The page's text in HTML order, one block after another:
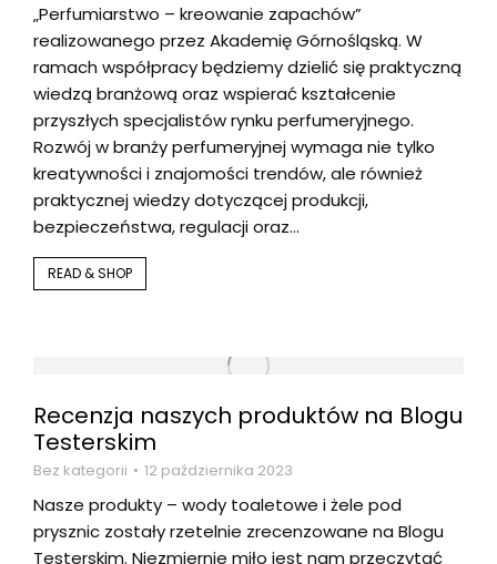
„Perfumiarstwo – kreowanie zapachów”
realizowanego przez Akademię Górnośląską. W
ramach współpracy będziemy dzielić się praktyczną
wiedzą branżową oraz wspierać kształcenie
przyszłych specjalistów rynku perfumeryjnego.
Rozwój w branży perfumeryjnej wymaga nie tylko
kreatywności i znajomości trendów, ale również
praktycznej wiedzy dotyczącej produkcji,
bezpieczeństwa, regulacji oraz…
READ & SHOP
Recenzja naszych produktów na Blogu
Testerskim
Bez kategorii 12 października 2023
Nasze produkty – wody toaletowe i żele pod
prysznic zostały rzetelnie zrecenzowane na Blogu
Testerskim. Niezmiernie miło jest nam przeczytać